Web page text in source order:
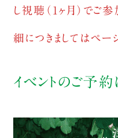
し視聴（1ヶ月）でご
細につきましてはペー
イベントのご予約